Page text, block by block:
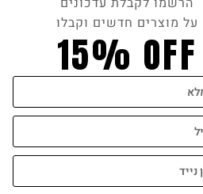
על מוצרים חדשים וקבלו
15% OFF